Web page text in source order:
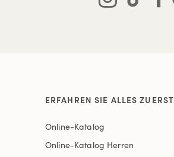
ERFAHREN SIE ALLES ZUERST
Online-Katalog
Online-Katalog Herren